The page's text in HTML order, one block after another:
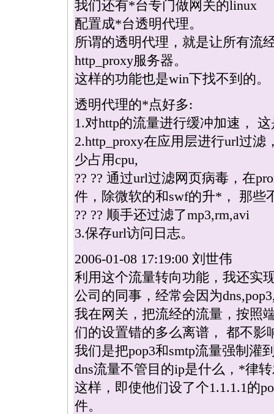
我们还有*台专门做网关的linux
配置成*台透明代理。
所谓的透明代理，就是让所有流
http_proxy服务器。
这样的功能也是win下找不到的。
透明代理的*点好多:
1.对http的流量进行缓冲加速，
2.http_proxy在应用层进行url过滤
少占用cpu,
?? ?? 通过url过滤网页病毒，在
件，除微软的和swf的升* ， 那
?? ?? 顺手还过滤了mp3,rm,avi
3.保存url访问日志。
2006-01-08 17:19:00 刘世伟
利用这个流量转向功能，我还实
公司的同事，经常会因为
我在网关，把流经的流量，按照
们的设置错的多么离谱， 都不影
我们是把pop3和smtp流量强制灌
dns流量不管目的ip是什么， *律
这样，即使他们设了个1.1.1.1的
件。